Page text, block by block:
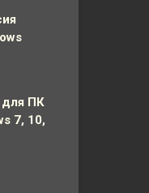
для ПК
7, 10,